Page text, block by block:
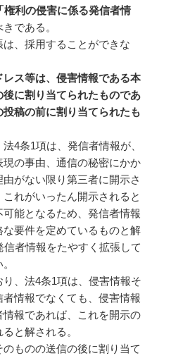
権利の侵害に係る発信者情
である。
採用することができな
レス等は、侵害情報である本
に割り当てられたものであ
稿の前に割り当てられたも
1項は、発信者情報が、
の事由、通信の秘密にかか
がない限り第三者に開示さ
れがいったん開示されると
能となるため、発信者情報
要件を定めているものと解
者情報をたやすく拡張して
法4条1項は、侵害情報そ
情報でなくても、侵害情報
報であれば、これを開示の
と解される。
のの送信の後に割り当て